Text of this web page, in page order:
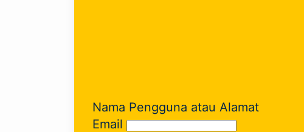
Nama Pengguna atau Alamat
Email